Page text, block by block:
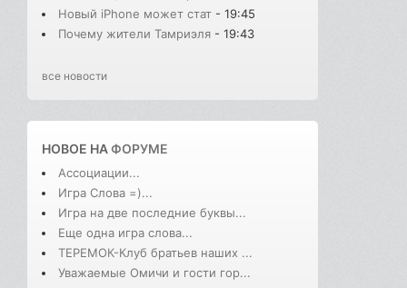
Новый iPhone может стат - 19:45
Почему жители Тамриэля - 19:43
все новости
НОВОЕ НАФОРУМЕ
Ассоциации...
Игра Слова =)...
Игра на две последние буквы...
Еще одна игра слова...
ТЕРЕМОК-Клуб братьев наших ...
Уважаемые Омичи и гости гор...